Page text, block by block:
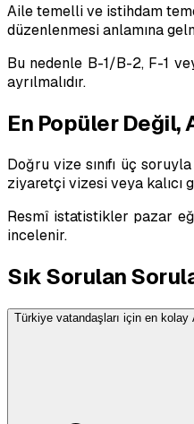
Aile temelli ve istihdam
düzenlenmesi anlamına
Bu nedenle B-1/B-2, F-1
ayrılmalıdır.
En Popüler Değil,
Doğru vize sınıfı üç
ziyaretçi vizesi veya kalıcı
Resmî istatistikler pazar
incelenir.
Sık Sorulan
Türkiye vatandaşları için en